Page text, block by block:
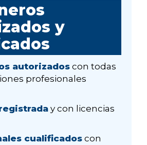
y
autorizados con todas
profesionales
y con licencias
cualificados con